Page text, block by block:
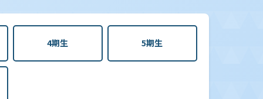
4期生 5期生